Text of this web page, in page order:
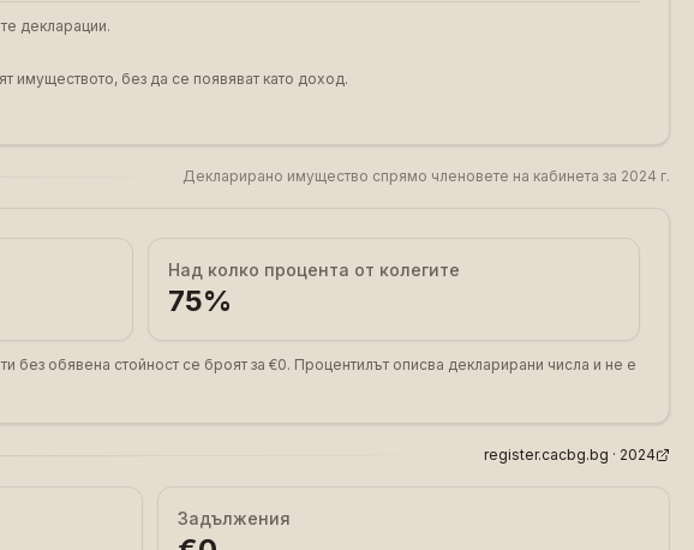
декларации.
имуществото, без да се появяват като доход.
Декларирано имущество спрямо членовете на кабинета за 2024 г.
Над колко процента от колегите
75%
без обявена стойност се броят за €0. Процентилът описва декларирани числа и не е
register.cacbg.bg · 2024
Задължения